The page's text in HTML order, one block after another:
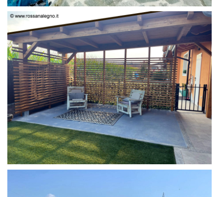
COPERTURA MOBILE 2 AUTO